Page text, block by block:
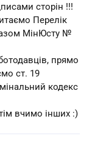
сторін !!!
Перелік
МінЮсту №
прямо
ст. 19
кодекс
вчимо інших :)